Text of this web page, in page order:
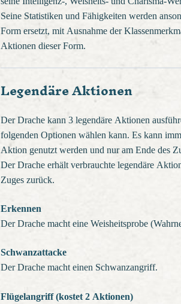
Seine Statistiken und Fähigkeiten werden
Form ersetzt, mit Ausnahme der
Aktionen dieser Form.
Legendäre Aktionen
Der Drache kann 3 legendäre Aktionen
folgenden Optionen wählen kann. Es kann
Aktion genutzt werden und nur am Ende des
Der Drache erhält verbrauchte legendäre
Zuges zurück.
Erkennen
Der Drache macht eine Weisheitsprobe
Schwanzattacke
Der Drache macht einen Schwanzangriff.
Flügelangriff (kostet 2 Aktionen)